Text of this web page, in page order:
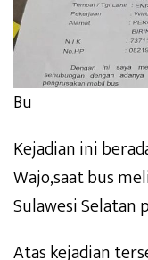
Bu
Kejadian ini
Wajo,saat bus
Sulawesi Selatan
Atas kejadian